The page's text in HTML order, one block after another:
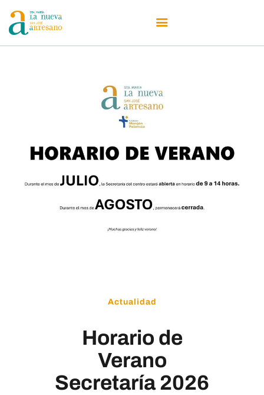
Oferta Educativa
Admisiones
Secretaría
Actualidad
Actualidad
Horario de
Verano
Secretaría 2026